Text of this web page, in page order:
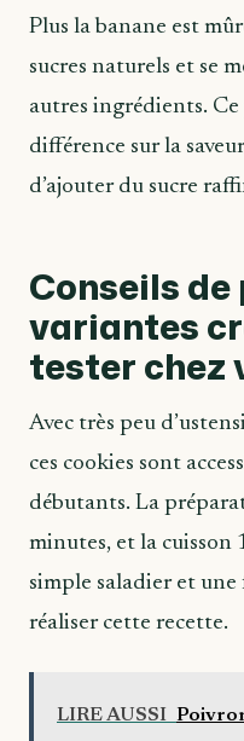
Plus la banane est
sucres naturels et se
autres ingrédients.
différence sur la
d’ajouter du sucre
Conseils
variantes
tester chez
Avec très peu
ces cookies sont
débutants. La
minutes, et la cuisson
simple saladier et
réaliser cette recette.
LIRE AUSSI